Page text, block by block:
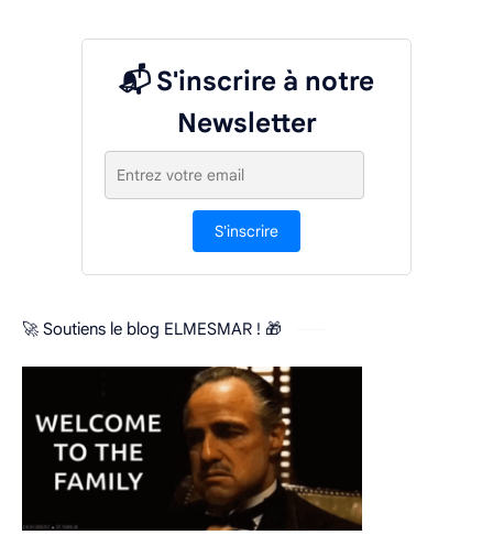
📬 S'inscrire à notre
Newsletter
S'inscrire
🚀 Soutiens le blog ELMESMAR ! 🎁